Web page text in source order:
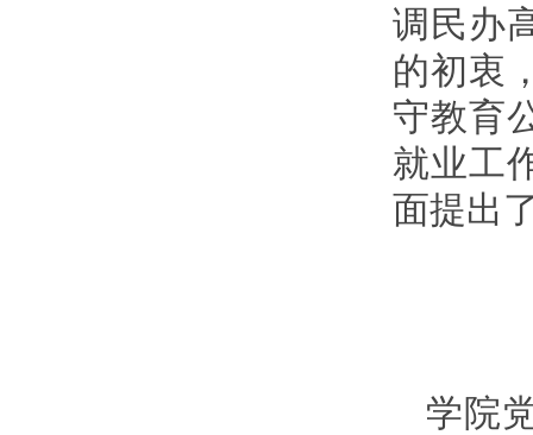
调民办
的初衷
守教育
就业工
面提出
学院